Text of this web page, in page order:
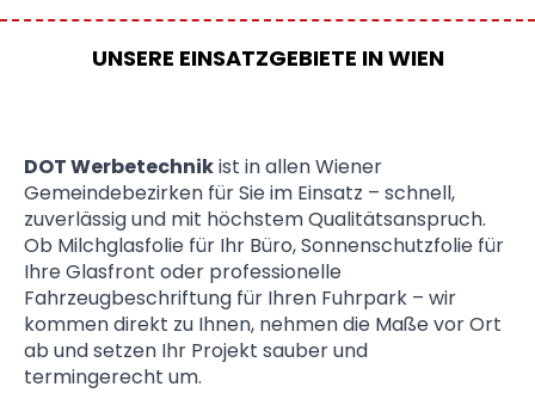
UNSERE EINSATZGEBIETE IN WIEN
DOT Werbetechnikist in allen Wiener
Gemeindebezirken für Sie im Einsatz – schnell,
zuverlässig und mit höchstem Qualitätsanspruch.
Ob Milchglasfolie für Ihr Büro, Sonnenschutzfolie für
Ihre Glasfront oder professionelle
Fahrzeugbeschriftung für Ihren Fuhrpark – wir
kommen direkt zu Ihnen, nehmen die Maße vor Ort
ab und setzen Ihr Projekt sauber und
termingerecht um.